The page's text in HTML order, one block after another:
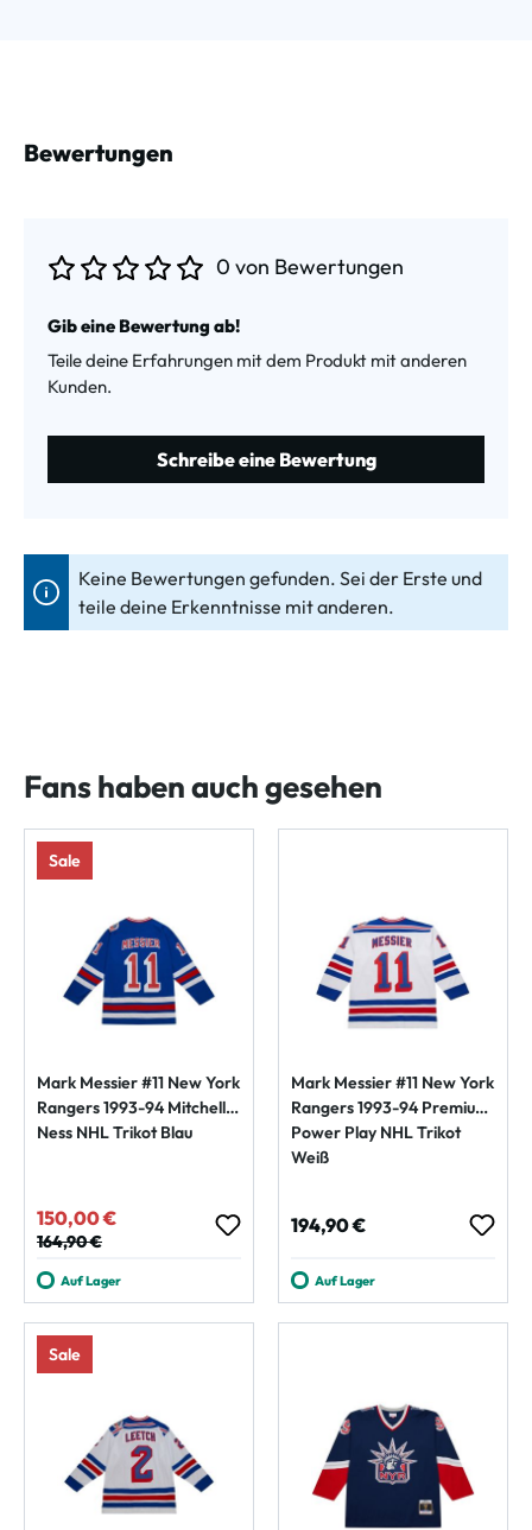
Bewertungen
0 von Bewertungen
Gib eine Bewertung ab!
Teile deine Erfahrungen mit dem Produkt mit anderen
Kunden.
Schreibe eine Bewertung
Keine Bewertungen gefunden. Sei der Erste und
teile deine Erkenntnisse mit anderen.
Fans haben auch gesehen
Sale
Mark Messier #11 New York
Rangers 1993-94 Mitchell &
Ness NHL Trikot Blau
Verkaufspreis:
150,00 €
Regulärer Preis:
164,90 €
Auf Lager
Mark Messier #11 New York
Rangers 1993-94 Premium
Power Play NHL Trikot
Weiß
Regulärer Preis:
194,90 €
Auf Lager
Sale